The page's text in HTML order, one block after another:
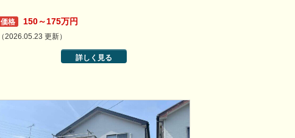
価格 150～175万円
（2026.05.23 更新）
詳しく見る